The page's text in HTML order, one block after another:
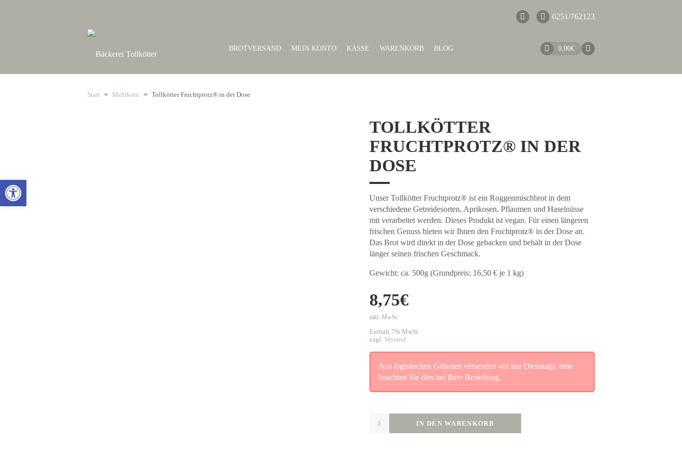
0251/762123
BROTVERSAND MEIN KONTO KASSE WARENKORB BLOG 0,00€
Start » Mehrkorn » Tollkötter Fruchtprotz® in der Dose
TOLLKÖTTER
FRUCHTPROTZ® IN DER
DOSE
Unser Tollkötter Fruchtprotz® ist ein Roggenmischbrot in dem
verschiedene Getreidesorten, Aprikosen, Pflaumen und Haselnüsse
mit verarbeitet werden. Dieses Produkt ist vegan. Für einen längeren
frischen Genuss bieten wir Ihnen den Fruchtprotz® in der Dose an.
Das Brot wird direkt in der Dose gebacken und behält in der Dose
länger seinen frischen Geschmack.
Gewicht: ca. 500g (Grundpreis: 16,50 € je 1 kg)
8,75€
inkl. MwSt.
Enthält 7% MwSt.
zzgl. Versand
Aus logistischen Gründen versenden wir nur Dienstags, bitte
beachten Sie dies bei Ihrer Bestellung.
IN DEN WARENKORB
Open toolbar